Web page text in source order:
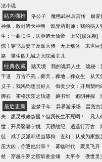
没女人》等。
法小说
站内强推 洛公子 魔艳武林后宫传 媚爱
神像，敕封诸天神明
诡异药剂师：我的病人
生：一曲唢呐，送葬诸天仙帝
上位[娱乐圈]
惊！穿书后娶了反派大佬
无上炼体 末世巨
路
重生四九城之大院顽主儿
经典收藏 踏天境 我的诡异人生 诡秘：
千道
万古不死，葬天，葬地，葬众生 从天
义子，我鸿钧想当好人
御灵少女：开局契约
脚石
霍格沃茨之轨迹 婉书华 追阴神探
最近更新 盗梦千年 异界游乐场 蛮荒古
夫
废灵根修炼慢？但我长生不死啊！ 凡人
世，开局娶妻宁姚
天骄战纪 逍遥行万古
徒
成了反派却想当舔狗 玄幻：从成为家族
压大凶，你逐他出宗？
雾临时代 聚灵飞升
杖
穿越斗罗之擂鼓瓮金锤 太平令 傲世灵